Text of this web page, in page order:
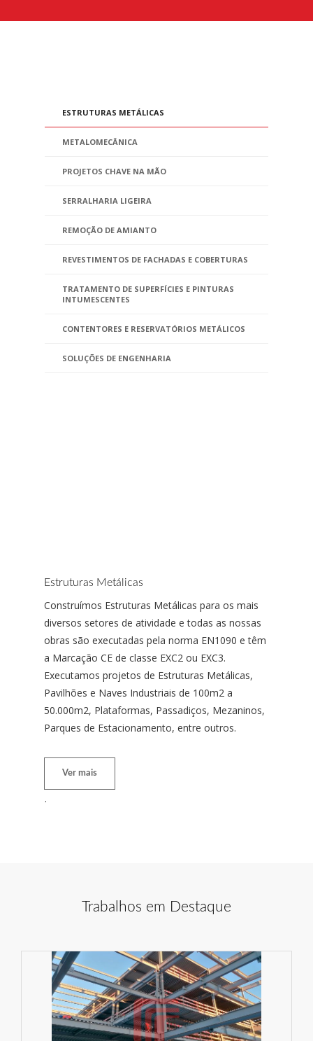
ESTRUTURAS METÁLICAS
METALOMECÂNICA
PROJETOS CHAVE NA MÃO
SERRALHARIA LIGEIRA
REMOÇÃO DE AMIANTO
REVESTIMENTOS DE FACHADAS E COBERTURAS
TRATAMENTO DE SUPERFÍCIES E PINTURAS
INTUMESCENTES
CONTENTORES E RESERVATÓRIOS METÁLICOS
SOLUÇÕES DE ENGENHARIA
Estruturas Metálicas
Construímos Estruturas Metálicas para os mais
diversos setores de atividade e todas as nossas
obras são executadas pela norma EN1090 e têm
a Marcação CE de classe EXC2 ou EXC3.
Executamos projetos de Estruturas Metálicas,
Pavilhões e Naves Industriais de 100m2 a
50.000m2, Plataformas, Passadiços, Mezaninos,
Parques de Estacionamento, entre outros.
Ver mais
Trabalhos em Destaque